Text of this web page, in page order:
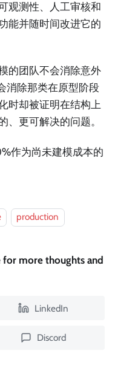
观测性、人工审核和
能并随时间改进它的
的团队不会消除意外
消除那类在原型阶段
时却被证明在结构上
、更可解决的问题。
作为尚未建模成本的
production
for more thoughts and
LinkedIn
Discord